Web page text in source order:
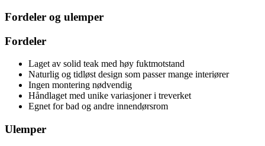
Fordeler og ulemper
Fordeler
Laget av solid teak med høy fuktmotstand
Naturlig og tidløst design som passer mange interiører
Ingen montering nødvendig
Håndlaget med unike variasjoner i treverket
Egnet for bad og andre innendørsrom
Ulemper